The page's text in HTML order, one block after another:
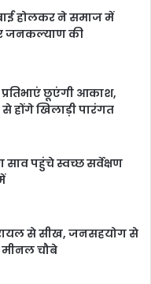
होलकर ने समाज में
जनकल्याण की
छूएंगी आकाश,
खिलाड़ी पारंगत
पहुंचे स्वच्छ सर्वेक्षण
से सीख, जनसहयोग से
चौबे